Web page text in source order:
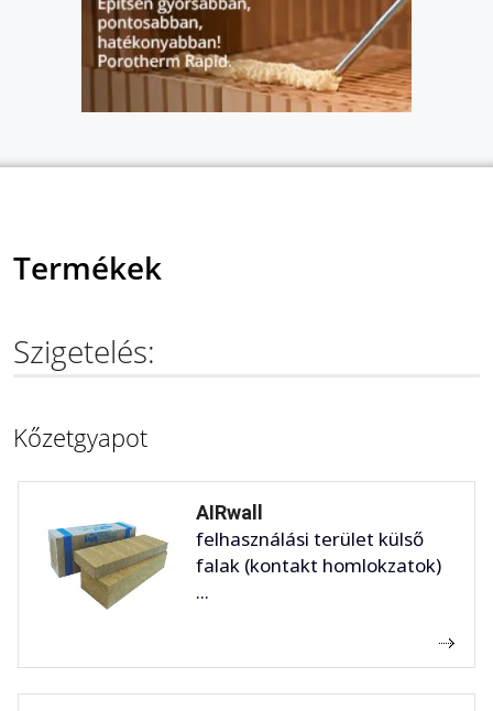
Termékek
Szigetelés:
Kőzetgyapot
AIRwall
felhasználási terület külső
falak (kontakt homlokzatok)
...